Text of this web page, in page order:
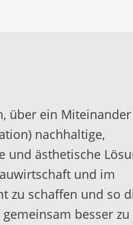
über ein
nachhaltige,
und ästhetische
und im
zu schaffen und so
besser zu